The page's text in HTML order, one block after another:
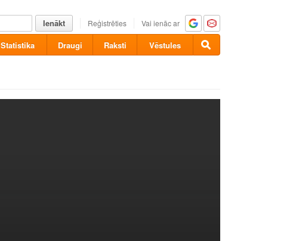
Ienākt Reģistrēties Vai ienāc ar
Statistika Draugi Raksti Vēstules